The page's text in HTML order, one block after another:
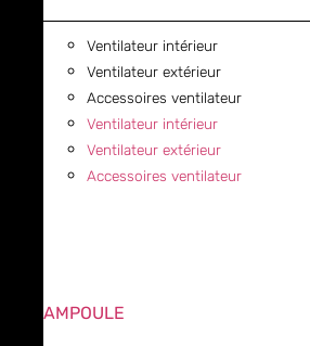
Ventilateur intérieur
Ventilateur extérieur
Accessoires ventilateur
Ventilateur intérieur
Ventilateur extérieur
Accessoires ventilateur
AMPOULE